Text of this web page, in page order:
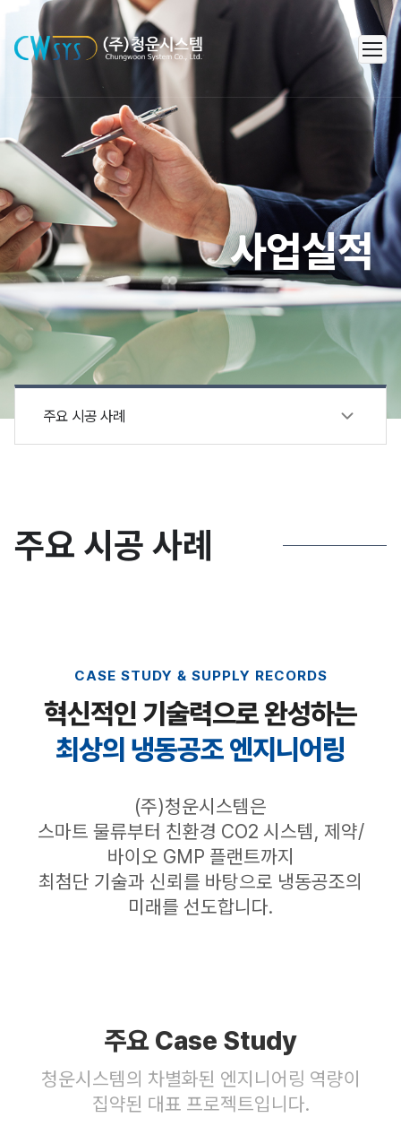
㈜청운시스템 - 캐리어 공조 시스
사업실적
주요 시공 사례
주요 시공 사례
CASE STUDY & SUPPLY RECORDS
혁신적인 기술력으로 완성하는
최상의 냉동공조 엔지니어링
(주)청운시스템은
스마트 물류부터 친환경 CO2 시스템, 제약/
바이오 GMP 플랜트까지
최첨단 기술과 신뢰를 바탕으로 냉동공조의
미래를 선도합니다.
주요 Case Study
청운시스템의 차별화된 엔지니어링 역량이
집약된 대표 프로젝트입니다.